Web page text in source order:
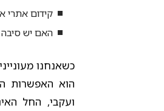
קידום אתרי
האם יש
כשאנחנו
הוא האפשרות
ועקבי, החל